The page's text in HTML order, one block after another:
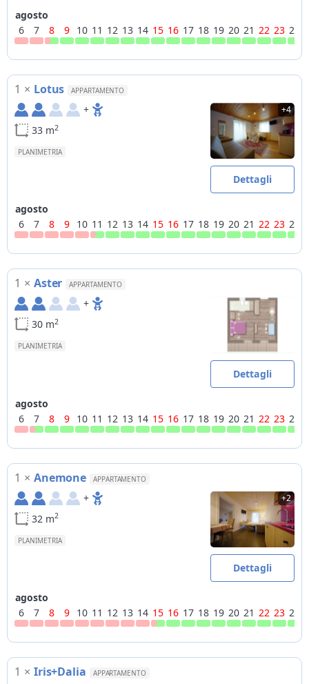
agosto
6
7 8 9 10 11 12 13 14 15 16 17 18 19 20 21 22 23 24
1 × Lotus APPARTAMENTO
+
33 m2
PLANIMETRIA
+4
Dettagli
agosto
6
7 8 9 10 11 12 13 14 15 16 17 18 19 20 21 22 23 24
1 × Aster APPARTAMENTO
+
30 m2
PLANIMETRIA
Dettagli
agosto
6
7 8 9 10 11 12 13 14 15 16 17 18 19 20 21 22 23 24
1 × Anemone APPARTAMENTO
+
32 m2
PLANIMETRIA
+2
Dettagli
agosto
6
7 8 9 10 11 12 13 14 15 16 17 18 19 20 21 22 23 24
1 × Iris+Dalia APPARTAMENTO